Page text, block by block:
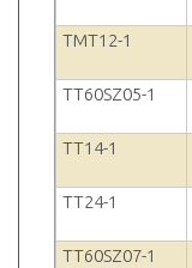
TMT12-1
TT60SZ05-1
TT14-1
TT24-1
TT60SZ07-1